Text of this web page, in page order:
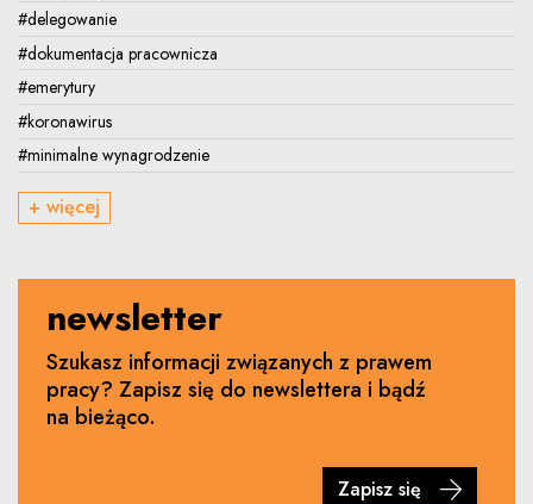
#delegowanie
#dokumentacja pracownicza
#emerytury
#koronawirus
#minimalne wynagrodzenie
+ więcej
newsletter
Szukasz informacji związanych z prawem
pracy? Zapisz się do newslettera i bądź
na bieżąco.
Zapisz się